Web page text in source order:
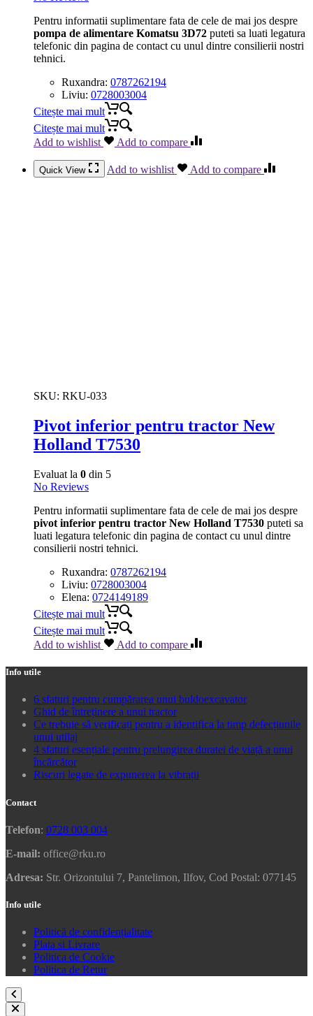
Pentru informatii suplimentare fata de cele de mai jos despre
pompa de alimentare Komatsu 3D72 puteti sa luati legatura
telefonic din pagina de contact cu unul dintre consilierii nostri
tehnici.
Ruxandra: 0787262194
Liviu: 0728003004
Citește mai mult
Citește mai mult
Add to wishlist
Add to compare
Quick View Add to wishlist Add to compare
SKU: RKU-033
Pivot inferior pentru tractor New
Holland T7530
Evaluat la 0 din 5
No Reviews
Pentru informatii suplimentare fata de cele de mai jos despre
pivot inferior pentru tractor New Holland T7530 puteti sa
luati legatura telefonic din pagina de contact cu unul dintre
consilierii nostri tehnici.
Ruxandra: 0787262194
Liviu: 0728003004
Elena: 0724149189
Citește mai mult
Citește mai mult
Add to wishlist
Add to compare
Info utile
6 sfaturi pentru cumpărarea unui buldoexcavator
Ghid de întreținere a unui tractor
Ce trebuie să verificați pentru a identifica la timp defecțiunile
unui utilaj
4 sfaturi esențiale pentru prelungirea duratei de viață a unui
încărcător
Riscuri legate de expunerea la vibrații
Contact
Telefon: 0728 003 004
E-mail: office@rku.ro
Adresa: Str. Orizontului 7, Pantelimon, Ilfov, Cod Postal: 077145
Info utile
Politică de confidențialitate
Plata si Livrare
Politica de Cookie
Politica de Retur